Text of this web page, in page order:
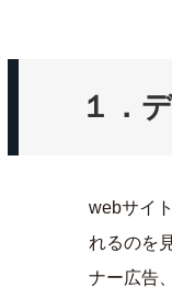
１．
webサイ
れるのを
ナー広告